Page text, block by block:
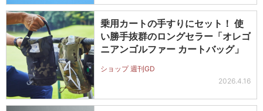
乗用カートの手すりにセット！ 使
い勝手抜群のロングセラー「オレゴ
ニアンゴルファー カートバッグ」
ショップ 週刊GD
2026.4.16